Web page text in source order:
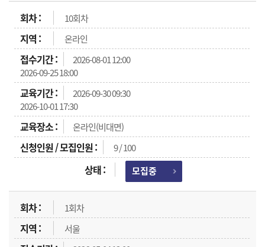
10회차
온라인
2026-08-01 12:00
2026-09-25 18:00
2026-09-30 09:30
2026-10-01 17:30
온라인(비대면)
9 / 100
모집중
1회차
서울